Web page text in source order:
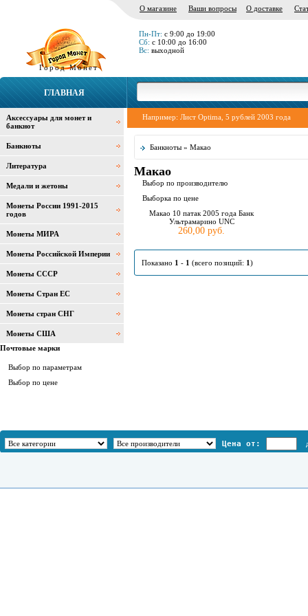
Город Монет
О магазине Ваши вопросы О доставке
Пн-Пт: с 9:00 до 19:00
Сб: с 10:00 до 16:00
Вс: выходной
ГЛАВНАЯ
Например: Лист Optima 5 рублей 2003 года
Банкноты » Макао
Макао
Выбор по производителю
Выборка по цене
Макао 10 патак 2005 года Банк
Ультрамарино UNC
260,00 руб.
Показано 1 - 1 (всего позиций: 1)
Аксессуары для монет и
банкнот
Банкноты
Литература
Медали и жетоны
Монеты России 1991-2015
годов
Монеты МИРА
Монеты Российской Империи
Монеты СССР
Монеты Стран ЕС
Монеты стран СНГ
Монеты США
Почтовые марки
Выбор по параметрам
Выбор по цене
Цена от: